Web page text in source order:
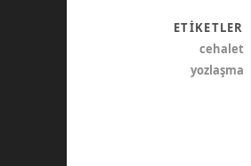
ETIKETLER
cehalet
yozlaşma